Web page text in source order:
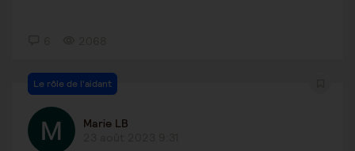
Le rôle de l'aidant
Marie LB